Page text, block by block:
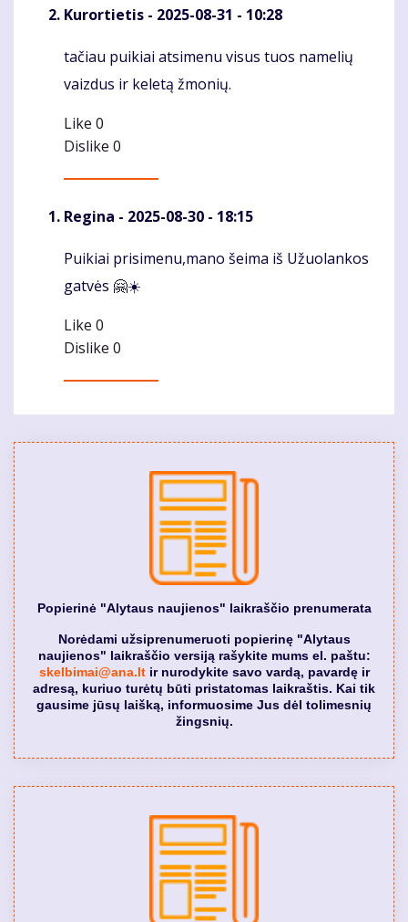
Kurortietis - 2025-08-31 - 10:28
Komentaras
tačiau puikiai atsimenu visus tuos namelių
vaizdus ir keletą žmonių.
Like 0
Dislike 0
Regina - 2025-08-30 - 18:15
Komentaras
Puikiai prisimenu,mano šeima iš Užuolankos
gatvės 🤗☀️
Like 0
Dislike 0
Popierinė "Alytaus naujienos" laikraščio prenumerata
Norėdami užsiprenumeruoti popierinę "Alytaus
naujienos" laikraščio versiją rašykite mums el. paštu:
skelbimai@ana.ltir nurodykite savo vardą, pavardę ir
adresą, kuriuo turėtų būti pristatomas laikraštis. Kai tik
gausime jūsų laišką, informuosime Jus dėl tolimesnių
žingsnių.